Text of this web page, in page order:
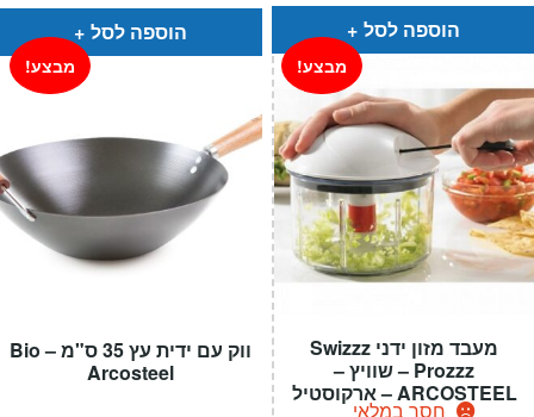
₪249.
הוספה לסל הוספה לסל
ווק עם ידית עץ 35 ס"מ – Bio
Arcosteel
מבצע!
מעבד מזון ידני Swizzz
Prozzz – שוויץ –
ARCOSTEEL – ארקוסטיל
חסר במלאי
מבצע!